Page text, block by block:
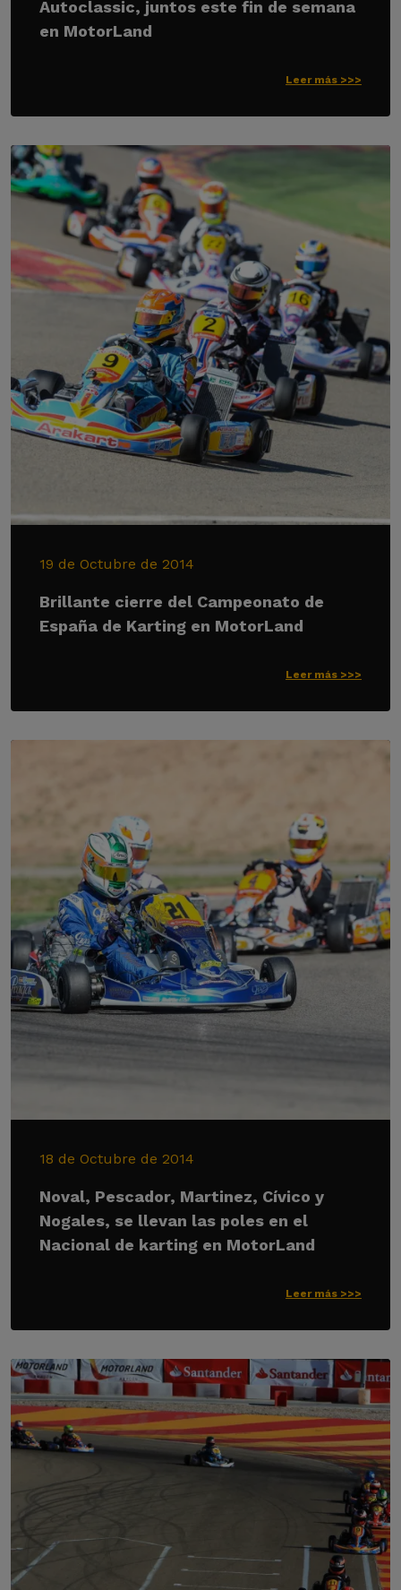
Autoclassic, juntos este fin de semana
en MotorLand
Leer más >>>
19 de Octubre de 2014
Brillante cierre del Campeonato de
España de Karting en MotorLand
Leer más >>>
18 de Octubre de 2014
Noval, Pescador, Martinez, Cívico y
Nogales, se llevan las poles en el
Nacional de karting en MotorLand
Leer más >>>